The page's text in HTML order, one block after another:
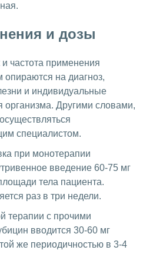
и дозы
частота применения
опираются на диагноз,
и индивидуальные
организма. Другими словами,
специалистом.
при монотерапии
введение 60-75 мг
тела пациента.
раз в три недели.
терапии с прочими
вводится 30-60 мг
же периодичностью в 3-4